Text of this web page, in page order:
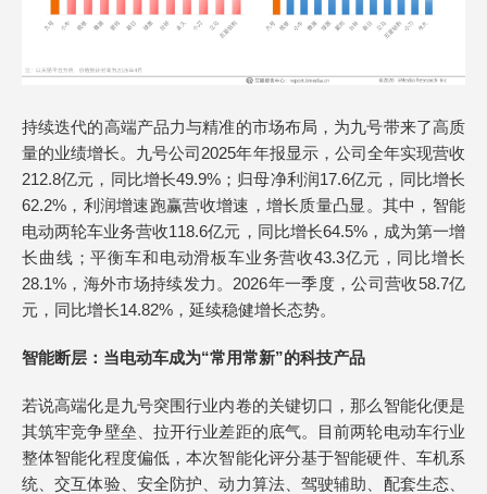
持续迭代的高端产品力与精准的市场布局，为九号带来了高质
量的业绩增长。九号公司2025年年报显示，公司全年实现营收
212.8亿元，同比增长49.9%；归母净利润17.6亿元，同比增长
62.2%，利润增速跑赢营收增速，增长质量凸显。其中，智能
电动两轮车业务营收118.6亿元，同比增长64.5%，成为第一增
长曲线；平衡车和电动滑板车业务营收43.3亿元，同比增长
28.1%，海外市场持续发力。2026年一季度，公司营收58.7亿
元，同比增长14.82%，延续稳健增长态势。
智能断层：当电动车成为“常用常新”的科技产品
若说高端化是九号突围行业内卷的关键切口，那么智能化便是
其筑牢竞争壁垒、拉开行业差距的底气。目前两轮电动车行业
整体智能化程度偏低，本次智能化评分基于智能硬件、车机系
统、交互体验、安全防护、动力算法、驾驶辅助、配套生态、